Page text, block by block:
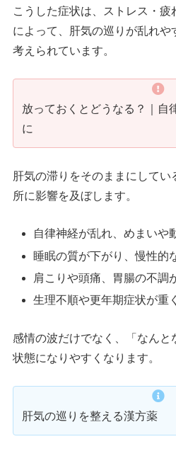
こうした症状は、ストレス・
によって、肝気の巡りが乱れや
考えられています。
放っておくとどうなる？｜自
に
肝気の滞りをそのままにして
所に影響を及ぼします。
自律神経が乱れ、めまいや
睡眠の質が下がり、慢性的
肩こりや頭痛、胃腸の不調
生理不順や更年期症状が重
感情の波だけでなく、「なんと
状態になりやすくなります。
肝気の巡りを整える漢方薬